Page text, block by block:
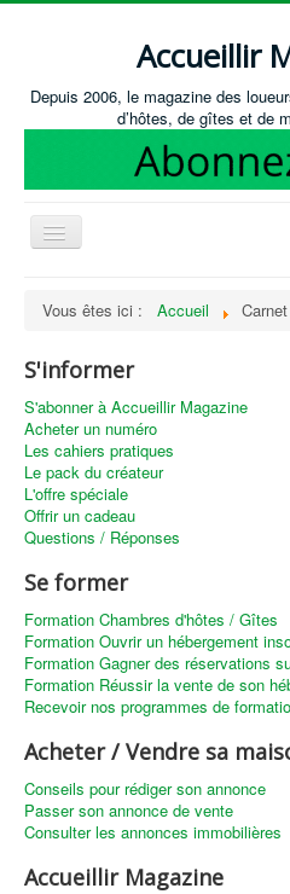
Accueillir
Depuis 2006, le magazine des
d’hôtes, de gîtes et de
Basculer
Gérer
S'équiper
Annonces immobilières
Recevoir les annonces
Vous êtes ici : Accueil
S'informer
S'abonner à Accueillir Magazine
Acheter un numéro
Les cahiers pratiques
Le pack du créateur
L'offre spéciale
Offrir un cadeau
Questions / Réponses
Se former
Formation Chambres d'hôtes / Gîtes
Formation Ouvrir un hébergement
Formation Gagner des réservations
Formation Réussir la vente de son
Recevoir nos programmes de
Acheter / Vendre sa
Conseils pour rédiger son annonce
Passer son annonce de vente
Consulter les annonces immobilières
Accueillir Magazine